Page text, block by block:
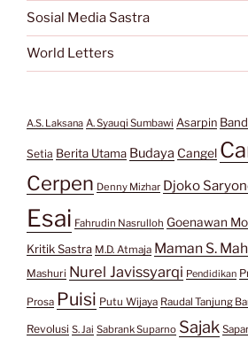
Sosial Media Sastra
World Letters
A.S. Laksana A. Syauqi Sumbawi Asarpin
Setia Berita Utama Budaya Cangel
Cerpen Denny Mizhar Djoko
Esai Fahrudin Nasrulloh Goenawan
Kritik Sastra M.D. Atmaja Maman S.
Mashuri Nurel Javissyarqi Pendidikan
Prosa Puisi Putu Wijaya Raudal Tanjung
Revolusi S. Jai Sabrank Suparno Sajak